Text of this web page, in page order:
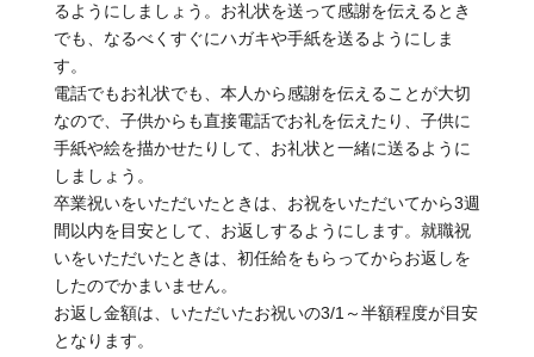
るようにしましょう。お礼状を送って感謝を伝えるとき
でも、なるべくすぐにハガキや手紙を送るようにしま
す。
電話でもお礼状でも、本人から感謝を伝えることが大切
なので、子供からも直接電話でお礼を伝えたり、子供に
手紙や絵を描かせたりして、お礼状と一緒に送るように
しましょう。
卒業祝いをいただいたときは、お祝をいただいてから3週
間以内を目安として、お返しするようにします。就職祝
いをいただいたときは、初任給をもらってからお返しを
したのでかまいません。
お返し金額は、いただいたお祝いの3/1～半額程度が目安
となります。